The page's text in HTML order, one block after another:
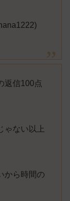
返信100点
ゃない以上
から時間の